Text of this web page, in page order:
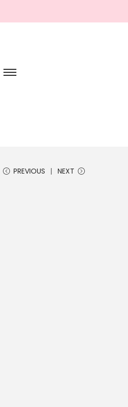
PREVIOUS NEXT